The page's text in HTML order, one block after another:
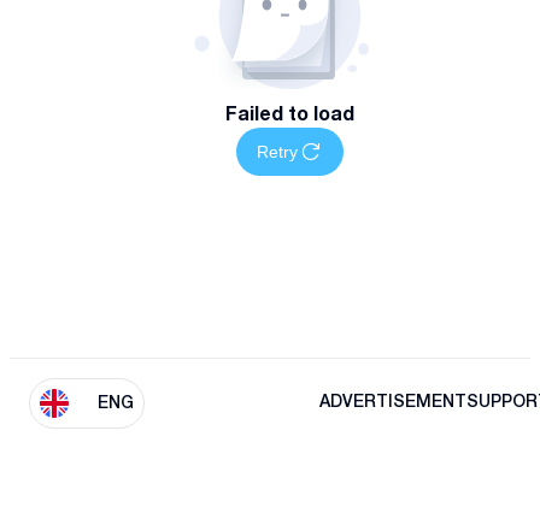
Failed to load
Retry
ENG ADVERTISEMENT